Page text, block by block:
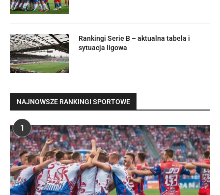
Rankingi Serie B – aktualna tabela i
sytuacja ligowa
NAJNOWSZE RANKINGI SPORTOWE
1